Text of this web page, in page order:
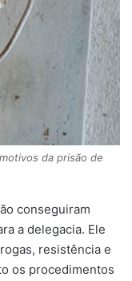
da prisão de
conseguiram
a delegacia. Ele
resistência e
os procedimentos